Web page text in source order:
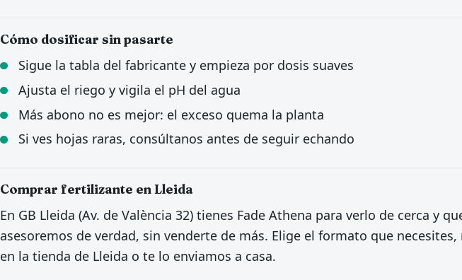
Cómo dosificar sin pasarte
Sigue la tabla del fabricante y empieza por dosis suaves
Ajusta el riego y vigila el pH del agua
Más abono no es mejor: el exceso quema la planta
Si ves hojas raras, consúltanos antes de seguir echando
Comprar fertilizante en Lleida
En GB Lleida (Av. de València 32) tienes Fade Athena para verlo de cerca y
asesoremos de verdad, sin venderte de más. Elige el formato que
en la tienda de Lleida o te lo enviamos a casa.